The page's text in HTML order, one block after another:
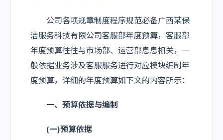
公司各项规章制度程序规范必备广西某保
洁服务科技有限公司客服部年度预算，客服部
年度预算往往与市场部、运营部息息相关，一
般依据业务涉及客服服务进行对应模块编制年
度预算，详细的年度预算如下文的内容所示：
一、预算依据与编制
(一)预算依据